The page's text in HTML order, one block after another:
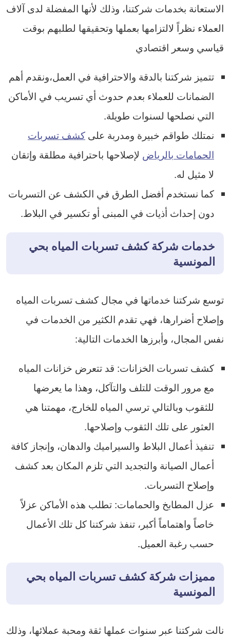
الاستعانة بخدمات شركتنا، وذلك لأنها المفضلة لدى آلاف
العملاء نظراً لالتزامها بعملها وتحقيقها لطلبهم بوقت
قياسي وسعر اقتصادي
تتميز شركتنا بالدقة والاحترافية في العمل،ونقدم أهم
الضمانات للعملاء بعدم حدوث أي تسريب في الأماكن
التي نصلحها لسنوات طويلة.
نمتلك طواقم خبيرة ومدربة على كشف تسربات
الحمامات بالرياض لإصلاحها باحترافية مطلقة وإتقان
لا مثيل له.
كما نستخدم أفضل الطرق في الكشف عن التسربات
دون إحداث أذيات في المبنى أو تكسير في البلاط.
خدمات شركة كشف تسربات المياه بحي
المونسية
توسع شركتنا خدماتها في مجال كشف تسربات المياه
وإصلاح أضرارها، فهي تقدم الكثير من الخدمات في
نفس المجال، وأبرزها الخدمات التالية:
كشف تسربات الخزانات: قد تتعرض خزانات المياه
مع مرور الوقت للتلف والتآكل، وهذا ما يعرضها
للثقوب وبالتالي ترسي المياه للخارج، مهمتنا هي
العثور على تلك الثقوب وإصلاحها.
تنفيذ أعمال البلاط والسيراميك والدهان، وإنجاز كافة
أعمال الصيانة والتجديد التي تلزم المكان بعد كشف
وإصلاح التسربات.
عزل المطابخ والحمامات: تطلب هذه الأماكن عزلاً
خاصاً واهتماماً أكبر، تنفذ شركتنا كل تلك الأعمال
حسب رغبة العميل.
مميزات شركة كشف تسربات المياه بحي
المونسية
نالت شركتنا عبر سنوات عملها ثقة ومحبة عملائها، وذلك